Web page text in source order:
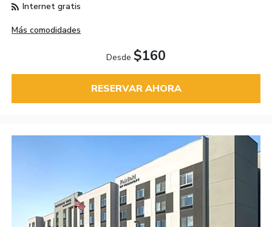
Internet gratis
Más comodidades
Desde $160
RESERVAR AHORA